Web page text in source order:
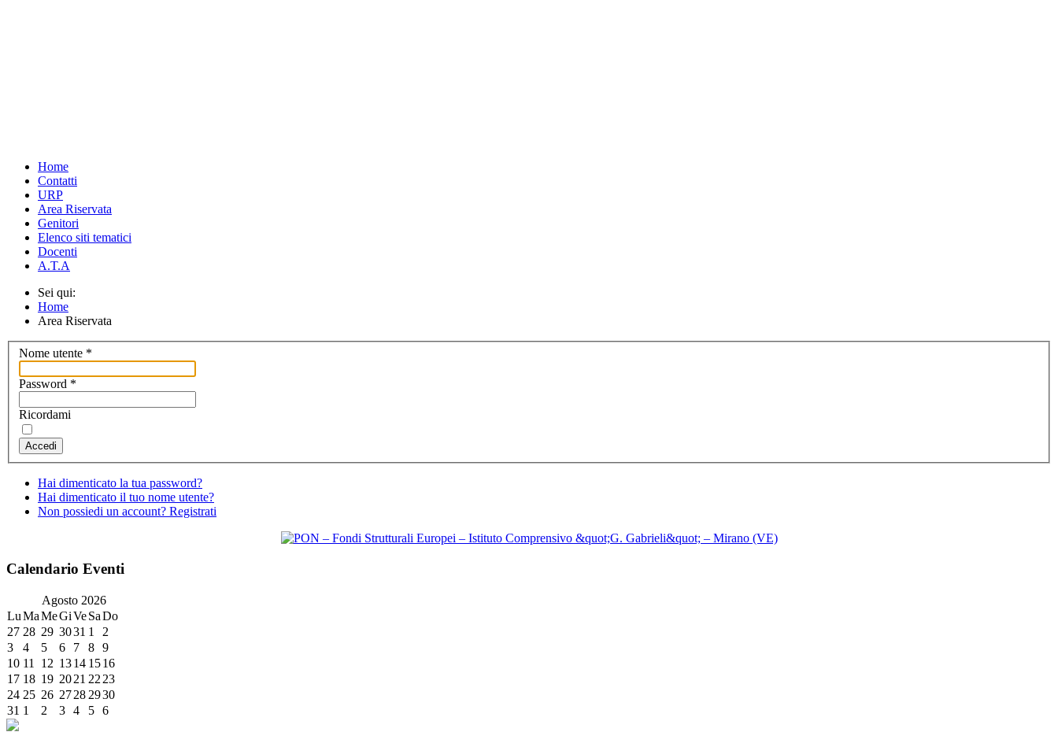
Home
Contatti
URP
Area Riservata
Genitori
Elenco siti tematici
Docenti
A.T.A
Sei qui:
Home
Area Riservata
Nome utente *
Password *
Ricordami
Accedi
Hai dimenticato la tua password?
Hai dimenticato il tuo nome utente?
Non possiedi un account? Registrati
Calendario Eventi
Agosto 2026
LuMaMeGiVeSaDo
27 28 29 3031 1
2
3
4 5 6 7 8 9
10 11 12 1314 1516
17 18 19 2021 22 23
24 25 26 2728 2930
31 1 2 3 4 5 6